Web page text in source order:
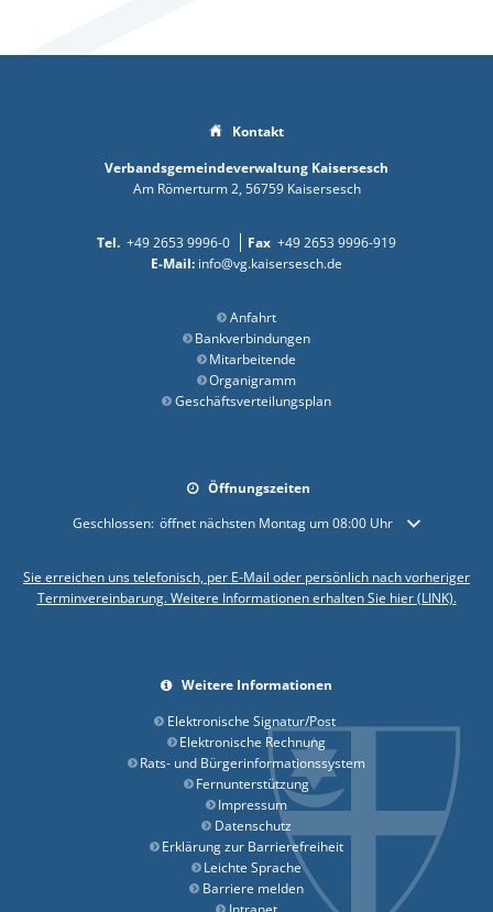
Kontakt
Verbandsgemeindeverwaltung Kaisersesch
Am Römerturm 2 56759 Kaisersesch
+49 2653 9996-0
+49 2653 9996-919
info@vg.kaisersesch.de
Anfahrt
Bankverbindungen
Mitarbeitende
Organigramm
Geschäftsverteilungsplan
Öffnungszeiten
Klicken, um weitere Öffnungs- oder Schließzeiten auszublenden
Geschlossen: öffnet nächsten Montag um 08:00 Uhr
Sie erreichen uns telefonisch, per E-Mail oder persönlich nach vorheriger
Terminvereinbarung. Weitere Informationen erhalten Sie hier (LINK).
Weitere Informationen
Elektronische Signatur/Post
Elektronische Rechnung
Rats- und Bürgerinformationssystem
Fernunterstützung
Impressum
Datenschutz
Erklärung zur Barrierefreiheit
Leichte Sprache
Barriere melden